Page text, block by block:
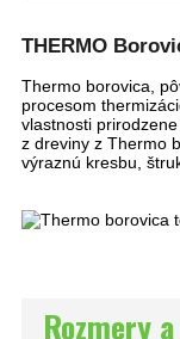
THERMO
Thermo borovica,
procesom
vlastnosti
z dreviny z Thermo
výraznú kresbu,
Rozmery